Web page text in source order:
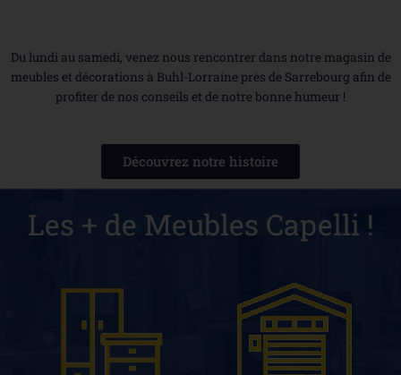
Du lundi au samedi, venez nous rencontrer dans notre magasin de
meubles et décorations à Buhl-Lorraine près de Sarrebourg afin de
profiter de nos conseils et de notre bonne humeur !
Découvrez notre histoire
Les + de Meubles Capelli !